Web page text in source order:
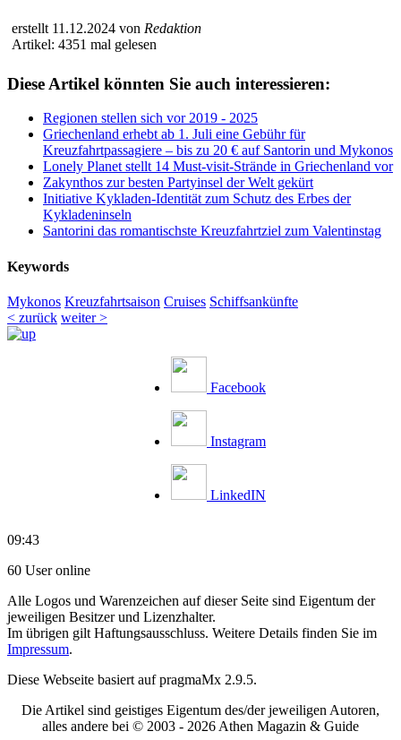
erstellt 11.12.2024 von Redaktion
Artikel: 4351 mal gelesen
Diese Artikel könnten Sie auch interessieren:
Regionen stellen sich vor 2019 - 2025
Griechenland erhebt ab 1. Juli eine Gebühr für
Kreuzfahrtpassagiere – bis zu 20 € auf Santorin und Mykonos
Lonely Planet stellt 14 Must-visit-Strände in Griechenland vor
Zakynthos zur besten Partyinsel der Welt gekürt
Initiative Kykladen-Identität zum Schutz des Erbes der
Kykladeninseln
Santorini das romantischste Kreuzfahrtziel zum Valentinstag
Keywords
Mykonos Kreuzfahrtsaison Cruises Schiffsankünfte
< zurück weiter >
Facebook
Instagram
LinkedIN
09:43
60 User online
Alle Logos und Warenzeichen auf dieser Seite sind Eigentum der
jeweiligen Besitzer und Lizenzhalter.
Im übrigen gilt Haftungsausschluss. Weitere Details finden Sie im
Impressum.
Diese Webseite basiert auf pragmaMx 2.9.5.
Die Artikel sind geistiges Eigentum des/der jeweiligen Autoren,
alles andere bei © 2003 - 2026 Athen Magazin & Guide